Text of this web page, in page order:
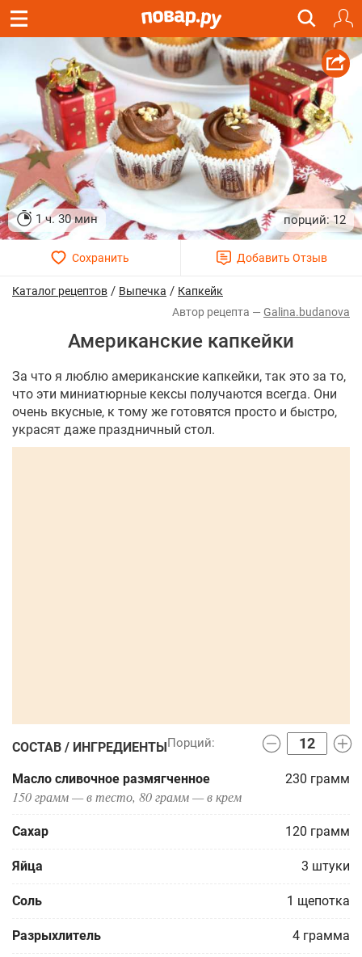
1 ч. 30 мин 12
Каталог рецептов / Выпечка / Капкейк
Galina.budanova
Американские капкейки
За что я люблю американские капкейки, так это за то,
что эти миниатюрные кексы получаются всегда. Они
очень вкусные, к тому же готовятся просто и быстро,
украсят даже праздничный стол.
СОСТАВ / ИНГРЕДИЕНТЫ
Масло сливочное размягченное 230 грамм
150 грамм — в тесто, 80 грамм — в крем
Сахар 120 грамм
Яйца 3 штуки
Соль 1 щепотка
Разрыхлитель 4 грамма